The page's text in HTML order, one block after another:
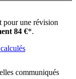
pour une révision
84 €*.
communiqués